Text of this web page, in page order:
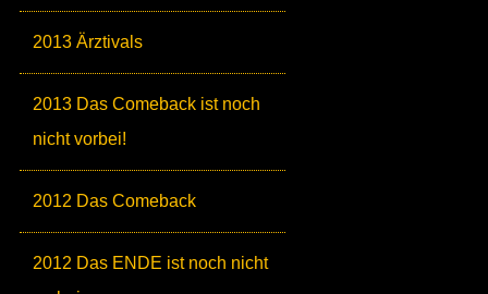
2013 Ärztivals
2013 Das Comeback ist noch
nicht vorbei!
2012 Das Comeback
2012 Das ENDE ist noch nicht